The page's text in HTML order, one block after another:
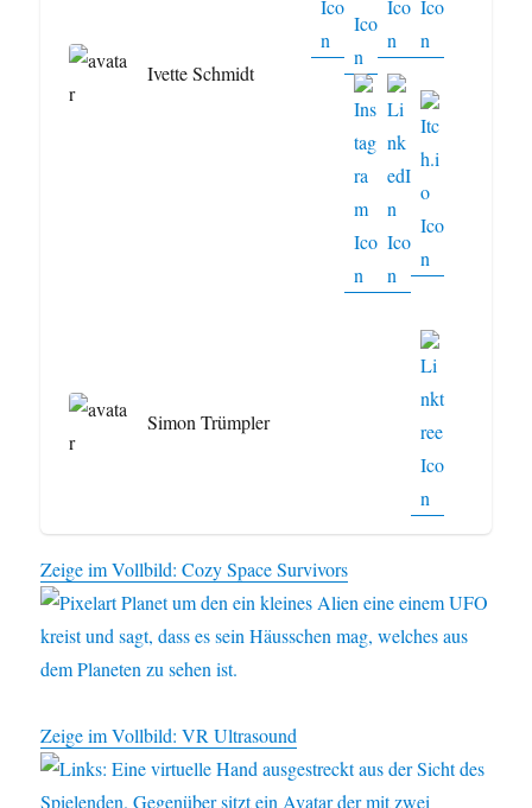
Ivette Schmidt
Simon Trümpler
Zeige im Vollbild: Cozy Space Survivors
Zeige im Vollbild: VR Ultrasound